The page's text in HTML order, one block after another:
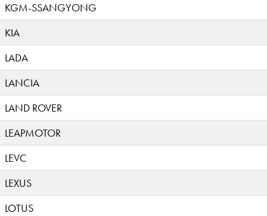
KGM-SSANGYONG
KIA
LADA
LANCIA
LAND ROVER
LEAPMOTOR
LEVC
LEXUS
LOTUS